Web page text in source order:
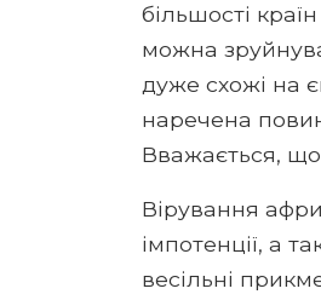
більшості
можна
дуже схожі на
наречена
Вважається,
Вірування
імпотенції, а
весільні